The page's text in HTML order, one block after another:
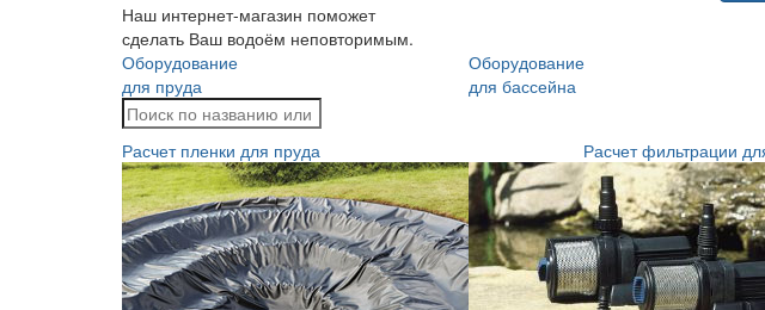
Наш интернет-магазин поможет
сделать Ваш водоём неповторимым.
Оборудование
для пруда
Оборудование
для бассейна
Расчет пленки для пруда
Расчет фильтрации